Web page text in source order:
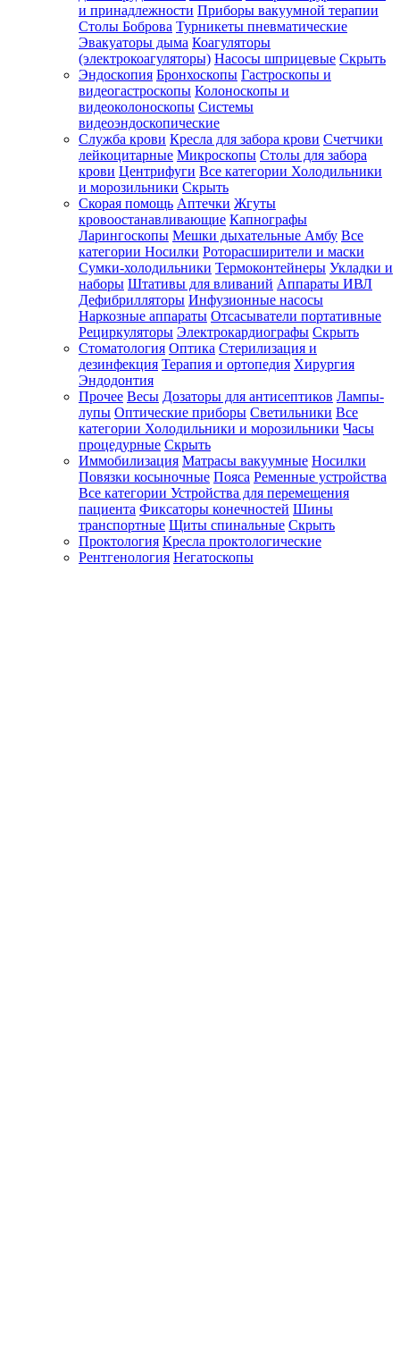
и принадлежности Приборы вакуумной терапии
Столы Боброва Турникеты пневматические
Эвакуаторы дыма Коагуляторы
(электрокоагуляторы) Насосы шприцевые Скрыть
Эндоскопия Бронхоскопы Гастроскопы и
видеогастроскопы Колоноскопы и
видеоколоноскопы Системы
видеоэндоскопические
Служба крови Кресла для забора крови Счетчики
лейкоцитарные Микроскопы Столы для забора
крови Центрифуги Все категории Холодильники
и морозильники Скрыть
Скорая помощь Аптечки Жгуты
кровоостанавливающие Капнографы
Ларингоскопы Мешки дыхательные Амбу Все
категории Носилки Роторасширители и маски
Сумки-холодильники Термоконтейнеры Укладки и
наборы Штативы для вливаний Аппараты ИВЛ
Дефибрилляторы Инфузионные насосы
Наркозные аппараты Отсасыватели портативные
Рециркуляторы Электрокардиографы Скрыть
Стоматология Оптика Стерилизация и
дезинфекция Терапия и ортопедия Хирургия
Эндодонтия
Прочее Весы Дозаторы для антисептиков Лампы-
лупы Оптические приборы Светильники Все
категории Холодильники и морозильники Часы
процедурные Скрыть
Иммобилизация Матрасы вакуумные Носилки
Повязки косыночные Пояса Ременные устройства
Все категории Устройства для перемещения
пациента Фиксаторы конечностей Шины
транспортные Щиты спинальные Скрыть
Проктология Кресла проктологические
Рентгенология Негатоскопы